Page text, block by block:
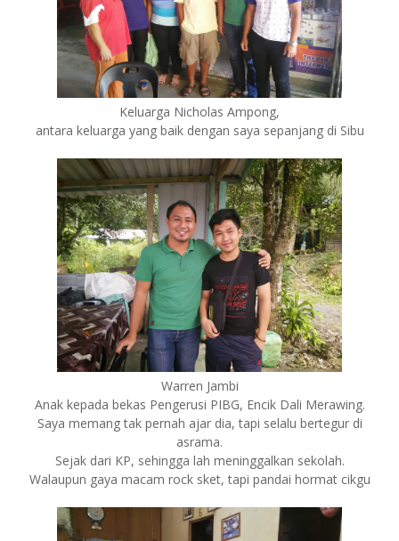
Keluarga Nicholas Ampong,
antara keluarga yang baik dengan saya sepanjang di Sibu
Warren Jambi
Anak kepada bekas Pengerusi PIBG, Encik Dali Merawing.
Saya memang tak pernah ajar dia, tapi selalu bertegur di
asrama.
Sejak dari KP, sehingga lah meninggalkan sekolah.
Walaupun gaya macam rock sket, tapi pandai hormat cikgu